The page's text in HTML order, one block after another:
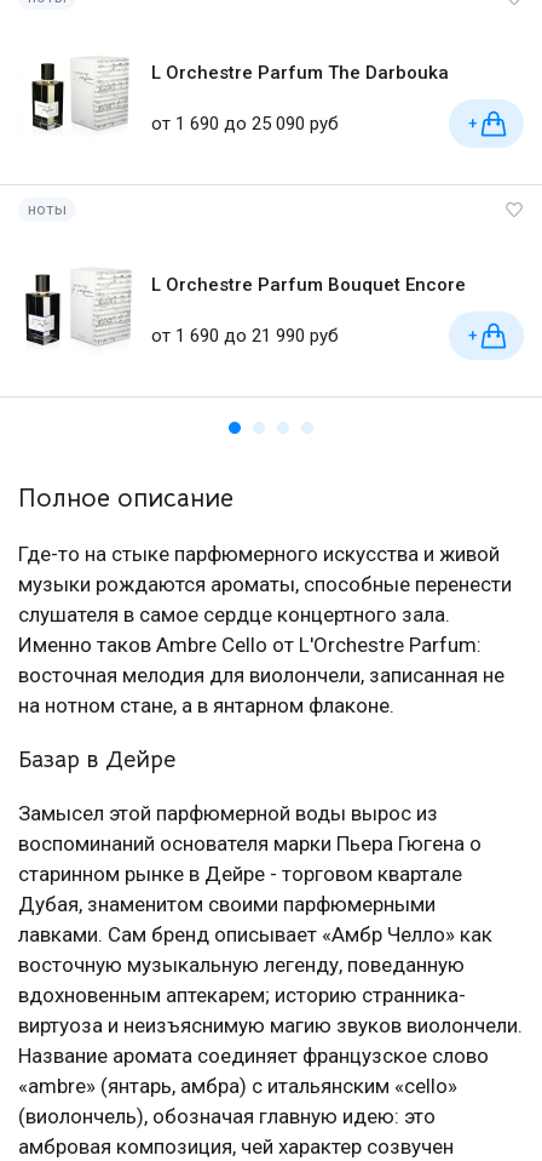
L Orchestre Parfum The Darbouka
от 1 690 до 25 090 руб +
ноты
L Orchestre Parfum Bouquet Encore
от 1 690 до 21 990 руб +
Полное описание
Где-то на стыке парфюмерного искусства и живой
музыки рождаются ароматы, способные перенести
слушателя в самое сердце концертного зала.
Именно таков Ambre Cello от L'Orchestre Parfum:
восточная мелодия для виолончели, записанная не
на нотном стане, а в янтарном флаконе.
Базар в Дейре
Замысел этой парфюмерной воды вырос из
воспоминаний основателя марки Пьера Гюгена о
старинном рынке в Дейре - торговом квартале
Дубая, знаменитом своими парфюмерными
лавками. Сам бренд описывает «Амбр Челло» как
восточную музыкальную легенду, поведанную
вдохновенным аптекарем; историю странника-
виртуоза и неизъяснимую магию звуков виолончели.
Название аромата соединяет французское слово
«ambre» (янтарь, амбра) с итальянским «cello»
(виолончель), обозначая главную идею: это
амбровая композиция, чей характер созвучен